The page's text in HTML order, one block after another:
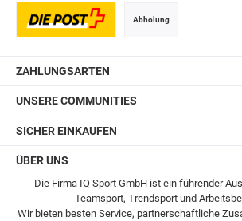
Abholung
ZAHLUNGSARTEN
UNSERE COMMUNITIES
SICHER EINKAUFEN
ÜBER UNS
Die Firma IQ Sport GmbH ist ein führender
Teamsport, Trendsport und
Wir bieten besten Service, partnerschaftliche